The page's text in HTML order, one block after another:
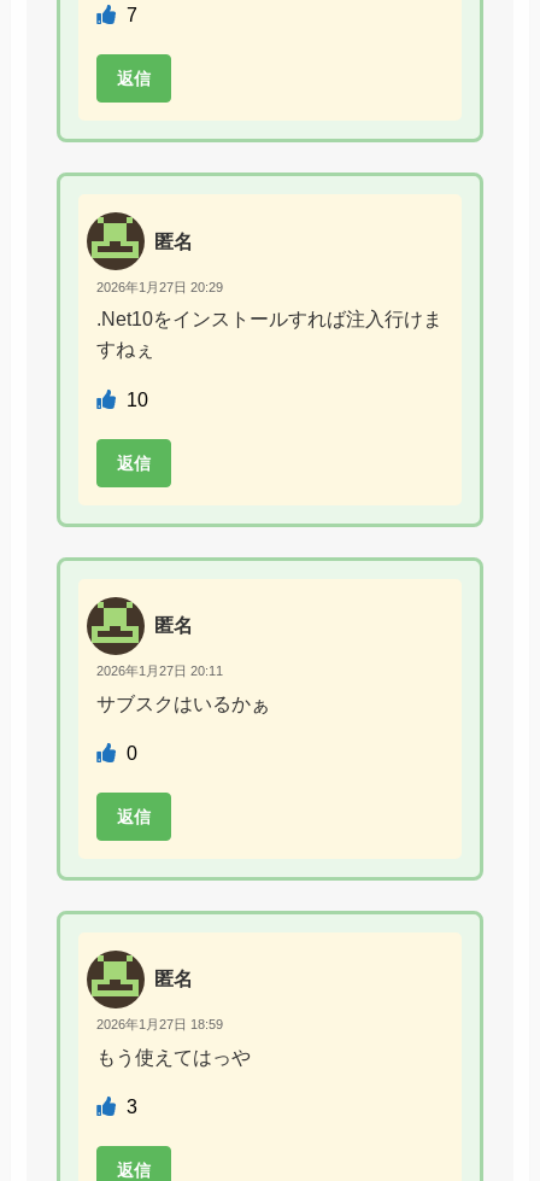
7
返信
匿名
2026年1月27日 20:29
.Net10をインストールすれば注入行けま
すねぇ
10
返信
匿名
2026年1月27日 20:11
サブスクはいるかぁ
0
返信
匿名
2026年1月27日 18:59
もう使えてはっや
3
返信